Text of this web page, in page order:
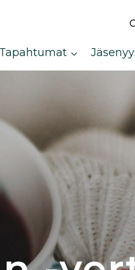
Tapahtumat